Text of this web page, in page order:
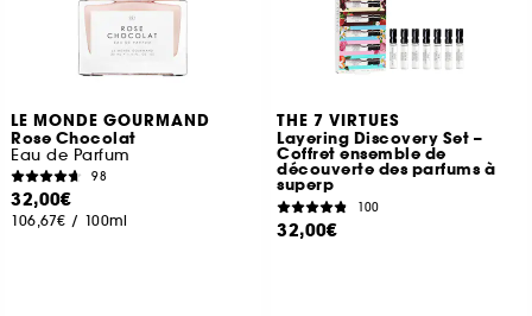
LE MONDE GOURMAND
Rose Chocolat
Eau de Parfum
98
32,00€
106,67€ / 100ml
THE 7 VIRTUES
Layering Discovery Set –
Coffret ensemble de
découverte des parfums à
superp
100
32,00€